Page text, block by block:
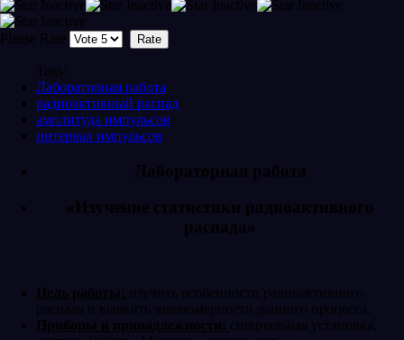
Please Rate
Tags:
Лабораторная работа
радиоактивный распад
амплитуда импульсов
интервал импульсов
Лабораторная работа
«Изучение статистики радиоактивного
распада»
Цель работы:
изучить особенности радиоактивного
распада и выявить закономерности данного процесса.
Приборы и принадлежности: специальная установка,